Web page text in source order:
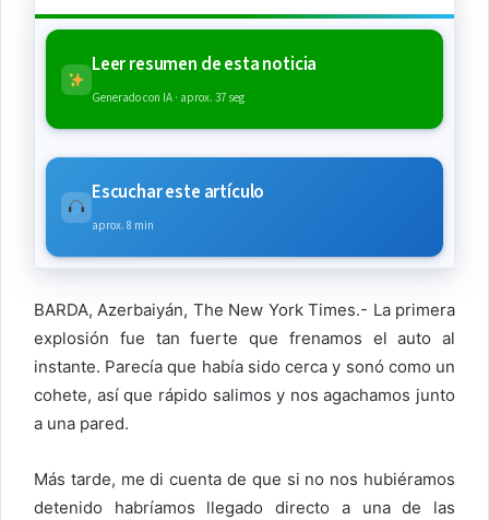
Leer resumen de esta noticia
Generado con IA · aprox. 37 seg
Escuchar este artículo
aprox. 8 min
BARDA, Azerbaiyán, The New York Times.- La primera
explosión fue tan fuerte que frenamos el auto al
instante. Parecía que había sido cerca y sonó como un
cohete, así que rápido salimos y nos agachamos junto
a una pared.
Más tarde, me di cuenta de que si no nos hubiéramos
detenido habríamos llegado directo a una de las